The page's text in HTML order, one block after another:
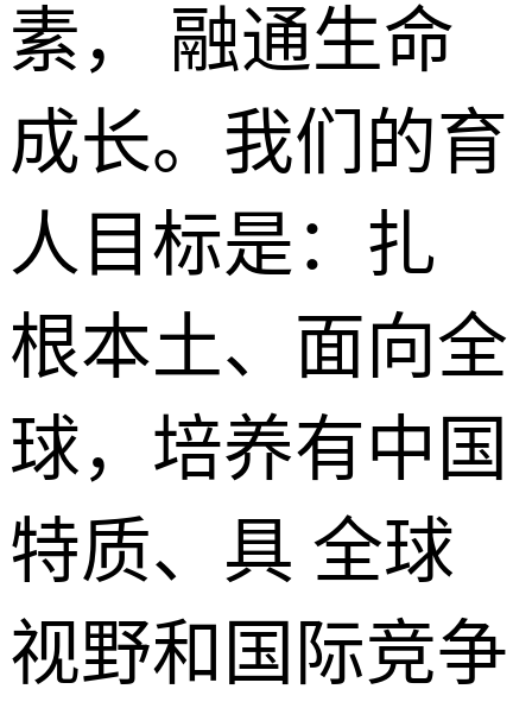
素， 融通生命
成长。我们的育
人目标是：扎
根本土、面向全
球，培养有中国
特质、具 全球
视野和国际竞争